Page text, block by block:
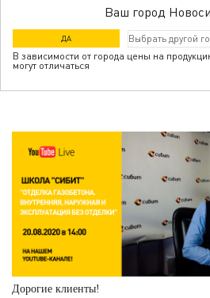
Ваш город
ДА
В зависимости от города цены на
могут отличаться
ШКОЛА СИБИТ:
ВНУТРЕННЯЯ,
Дорогие клиенты!